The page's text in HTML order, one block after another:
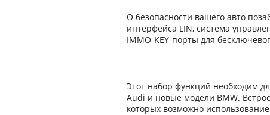
О безопасности вашего авто
интерфейса LIN, система
IMMO-KEY-порты для
Этот набор функций необходим
Audi и новые модели BMW.
которых возможно